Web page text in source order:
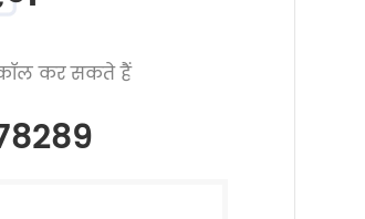
कर सकते हैं